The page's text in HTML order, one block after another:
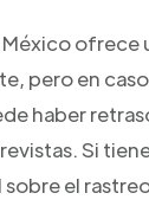
México ofrece
pero en
haber
Si
el